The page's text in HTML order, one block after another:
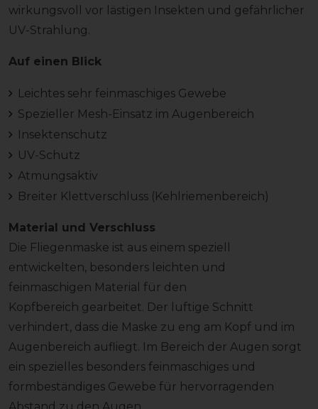
wirkungsvoll vor lästigen Insekten und gefährlicher
UV-Strahlung.
Auf einen Blick
Leichtes sehr feinmaschiges Gewebe
Spezieller Mesh-Einsatz im Augenbereich
Insektenschutz
UV-Schutz
Atmungsaktiv
Breiter Klettverschluss (Kehlriemenbereich)
Material und Verschluss
Die Fliegenmaske ist aus einem speziell
entwickelten, besonders leichten und
feinmaschigen Material für den
Kopfbereich gearbeitet. Der luftige Schnitt
verhindert, dass die Maske zu eng am Kopf und im
Augenbereich aufliegt. Im Bereich der Augen sorgt
ein spezielles besonders feinmaschiges und
formbeständiges Gewebe für hervorragenden